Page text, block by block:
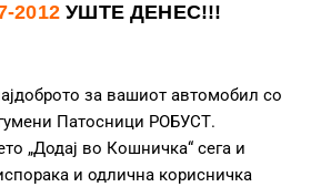
2012УШТЕ ДЕНЕС!!!
за вашиот автомобил со
Патосници РОБУСТ.
„Додај во Кошничка“ сега и
и одлична корисничка